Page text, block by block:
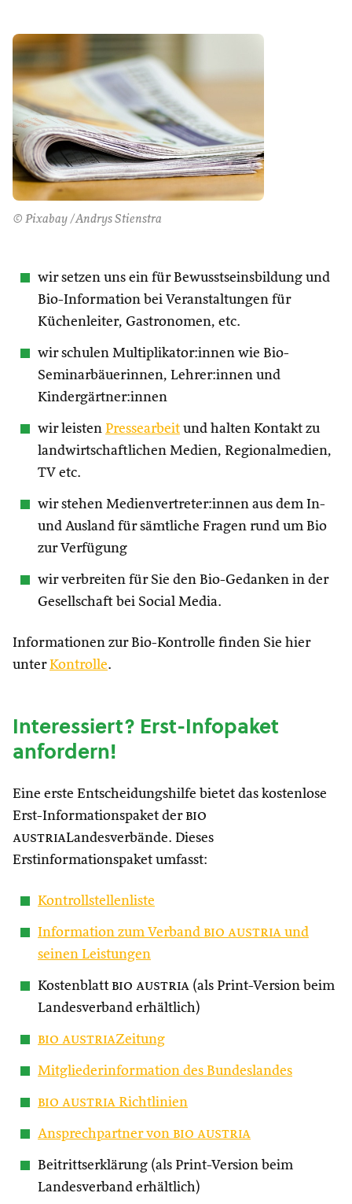
© Pixabay /Andrys Stienstra
wir setzen uns ein für Bewusstseinsbildung und
Bio-Information bei Veranstaltungen für
Küchenleiter, Gastronomen, etc.
wir schulen Multiplikator:innen wie Bio-
Seminarbäuerinnen, Lehrer:innen und
Kindergärtner:innen
wir leisten Pressearbeit und halten Kontakt zu
landwirtschaftlichen Medien, Regionalmedien,
TV etc.
wir stehen Medienvertreter:innen aus dem In-
und Ausland für sämtliche Fragen rund um Bio
zur Verfügung
wir verbreiten für Sie den Bio-Gedanken in der
Gesellschaft bei Social Media.
Informationen zur Bio-Kontrolle finden Sie hier
unterKontrolle.
Interessiert? Erst-Infopaket
anfordern!
Eine erste Entscheidungshilfe bietet das kostenlose
Erst-Informationspaket der bio
austriaLandesverbände. Dieses
Erstinformationspaket umfasst:
Kontrollstellenliste
Information zum Verband bio austria und
seinen Leistungen
Kostenblatt bio austria (als Print-Version beim
Landesverband erhältlich)
bio austriaZeitung
Mitgliederinformation des Bundeslandes
bio austria Richtlinien
Ansprechpartner von bio austria
Beitrittserklärung (als Print-Version beim
Landesverband erhältlich)